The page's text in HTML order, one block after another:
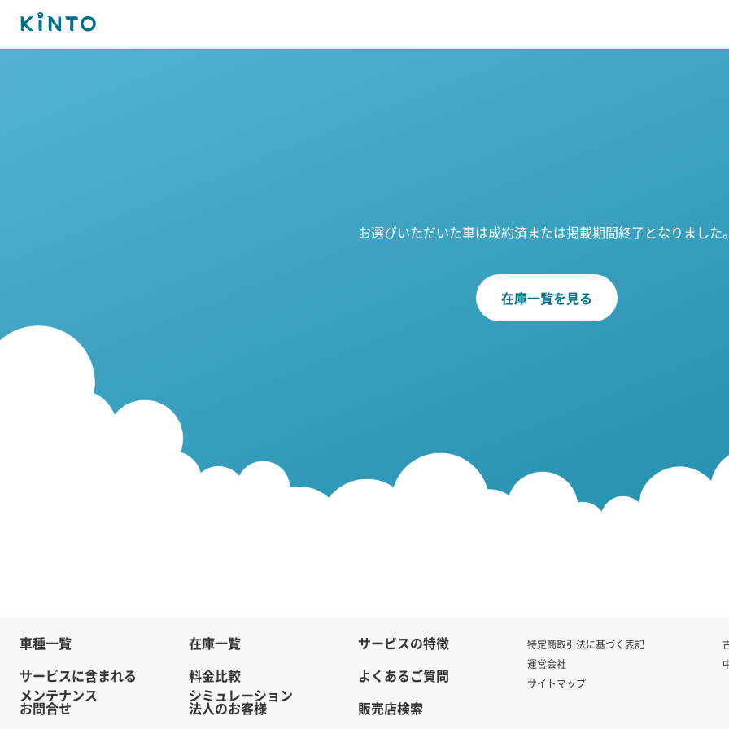
お選びいただいた車は成約済または掲載期間終了となりました
在庫一覧を見る
車種一覧 在庫一覧
サービスの特徴
サービスに含まれる
メンテナンス
料金比較
シミュレーション
よくあるご質問
お問合せ
法人のお客様 販売店検索
特定商取引法に基づく表記
運営会社
サイトマップ